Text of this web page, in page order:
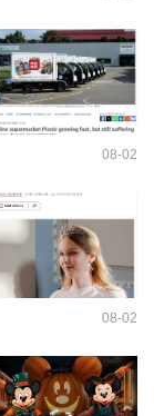
08-02
08-02